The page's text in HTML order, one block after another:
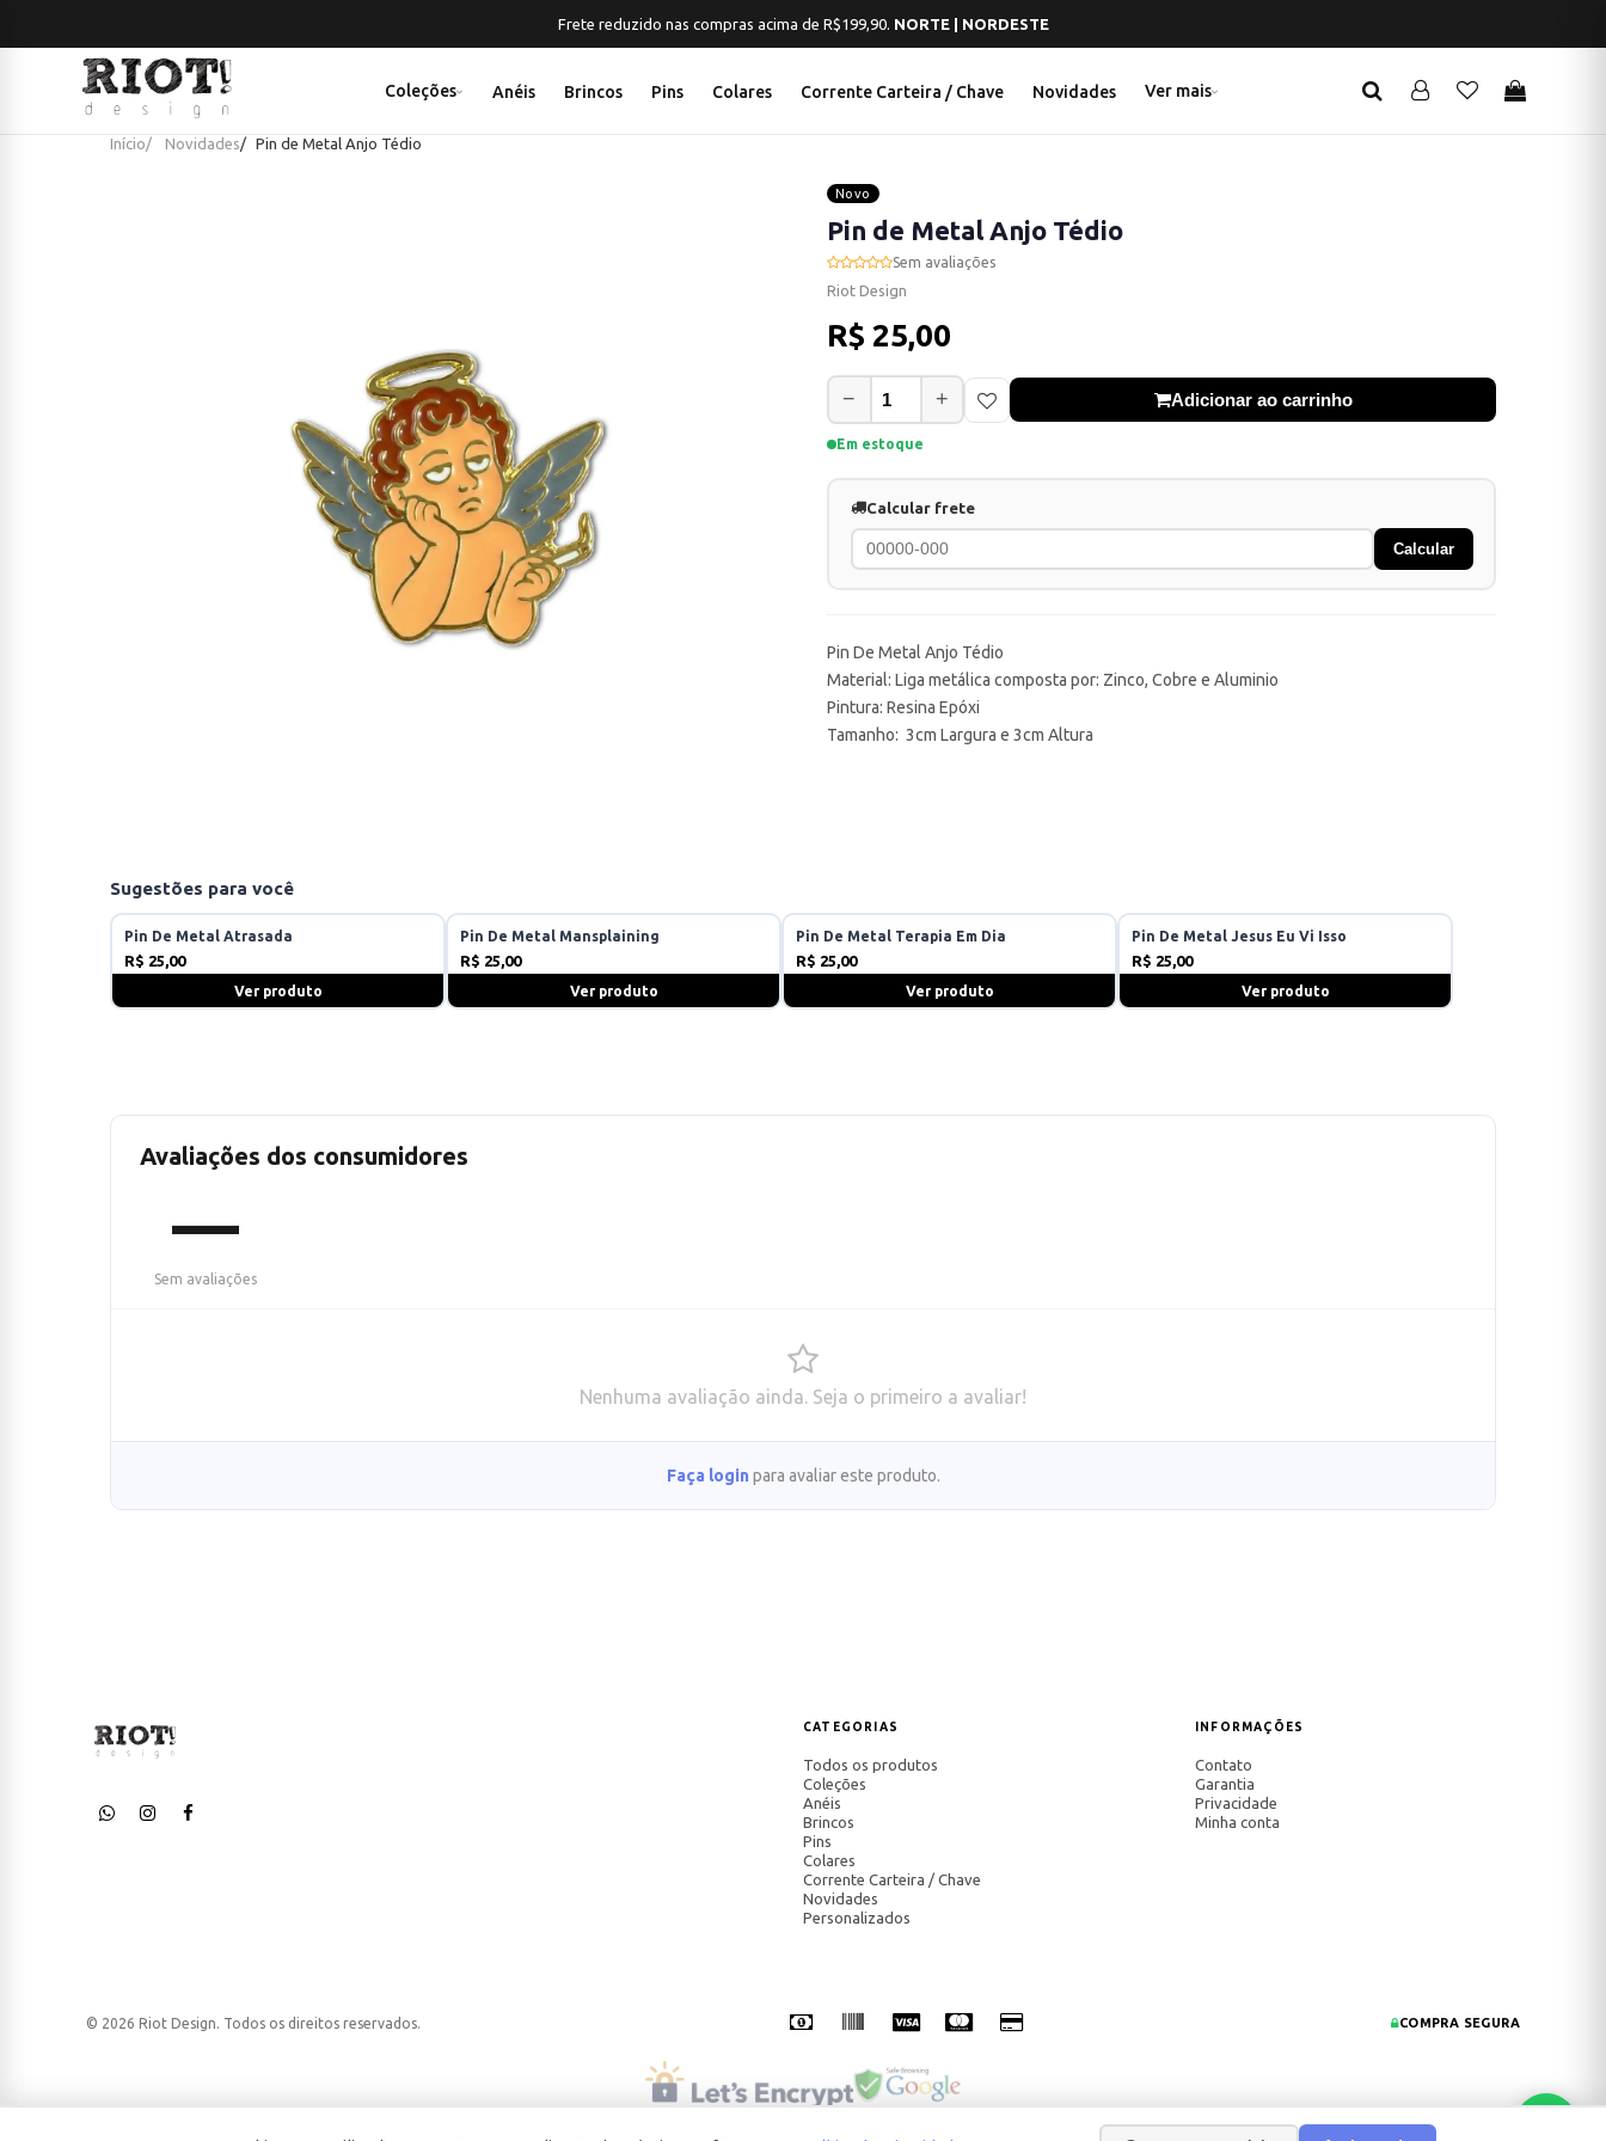
Frete reduzido nas compras acima de R$199,90. NORTE | NORDESTE
Coleções Anéis Brincos Pins Colares Corrente Carteira / Chave Novidades Ver mais
Início Novidades Pin de Metal Anjo Tédio
Novo
Pin de Metal Anjo Tédio
Sem avaliações
Riot Design
R$ 25,00
− + Adicionar ao carrinho
Em estoque
Calcular frete
Calcular
Pin De Metal Anjo Tédio
Material: Liga metálica composta por: Zinco, Cobre e Aluminio
Pintura: Resina Epóxi
Tamanho: 3cm Largura e 3cm Altura
Sugestões para você
Pin De Metal Atrasada
R$ 25,00
Ver produto
Pin De Metal Mansplaining
R$ 25,00
Ver produto
Pin De Metal Terapia Em Dia
R$ 25,00
Ver produto
Pin De Metal Jesus Eu Vi Isso
R$ 25,00
Ver produto
Avaliações dos consumidores
—
Sem avaliações
Nenhuma avaliação ainda. Seja o primeiro a avaliar!
Faça login para avaliar este produto.
CATEGORIAS
Todos os produtos
Coleções
Anéis
Brincos
Pins
Colares
Corrente Carteira / Chave
Novidades
Personalizados
INFORMAÇÕES
Contato
Garantia
Privacidade
Minha conta
© 2026 Riot Design. Todos os direitos reservados. COMPRA SEGURA